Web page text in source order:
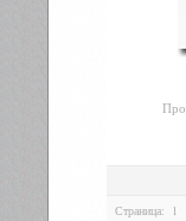
Страница: 1